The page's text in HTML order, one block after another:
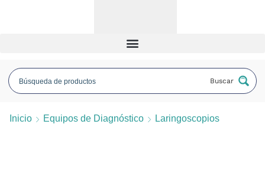
Buscar
Inicio Equipos de Diagnóstico Laringoscopios